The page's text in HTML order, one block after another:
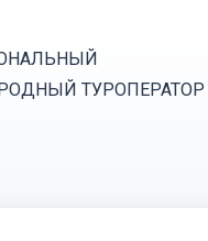
ТУРОПЕРАТОР